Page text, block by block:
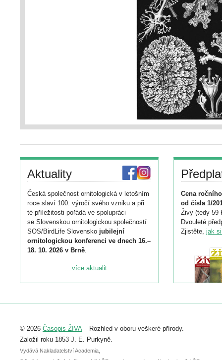
Aktuality
Česká společnost ornitologická v letošním
roce slaví 100. výročí svého vzniku a při
té příležitosti pořádá ve spolupráci
se Slovenskou ornitologickou společností
SOS/BirdLife Slovensko jubilejní
ornitologickou konferenci ve dnech 16.–
18. 10. 2026 v Brně.
Podrobnější informace ke konferenci
Registrovat se můžete do 6. září.
abstraktu přihlášené přednášky nebo
posteru je už 30. června.
... více aktualit ...
Cena
od čísla 1/
Živy (tedy 59
Dvouleté
Zjistěte, jak
© 2026 Časopis ŽIVA– Rozhled v oboru veškeré přírody.
Založil roku 1853 J. E. Purkyně.
Vydává Nakladatelství Academia,